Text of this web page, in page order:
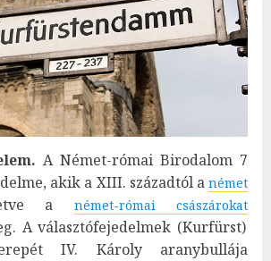
A Német-római Birodalom 7
akik a XIII. századtól a német
a német-római császárokat
A választófejedelmek (Kurfürst)
IV. Károly aranybullája